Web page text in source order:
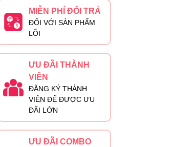
MIỄN PHÍ ĐỔI TRẢ
ĐỐI VỚI SẢN PHẨM
LỖI
ƯU ĐÃI THÀNH
VIÊN
ĐĂNG KÝ THÀNH
VIÊN ĐỂ ĐƯỢC ƯU
ĐÃI LỚN
ƯU ĐÃI COMBO